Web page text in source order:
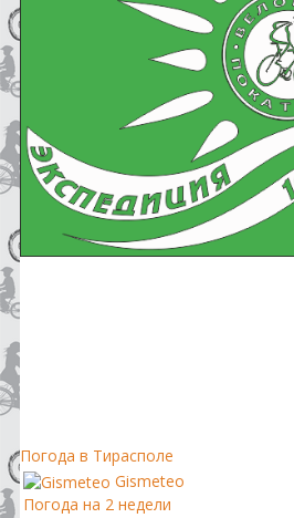
Погода в Тирасполе
Gismeteo
Погода на 2 недели